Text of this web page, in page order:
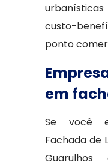
custo-
ponto
em
Se você
Fachada de